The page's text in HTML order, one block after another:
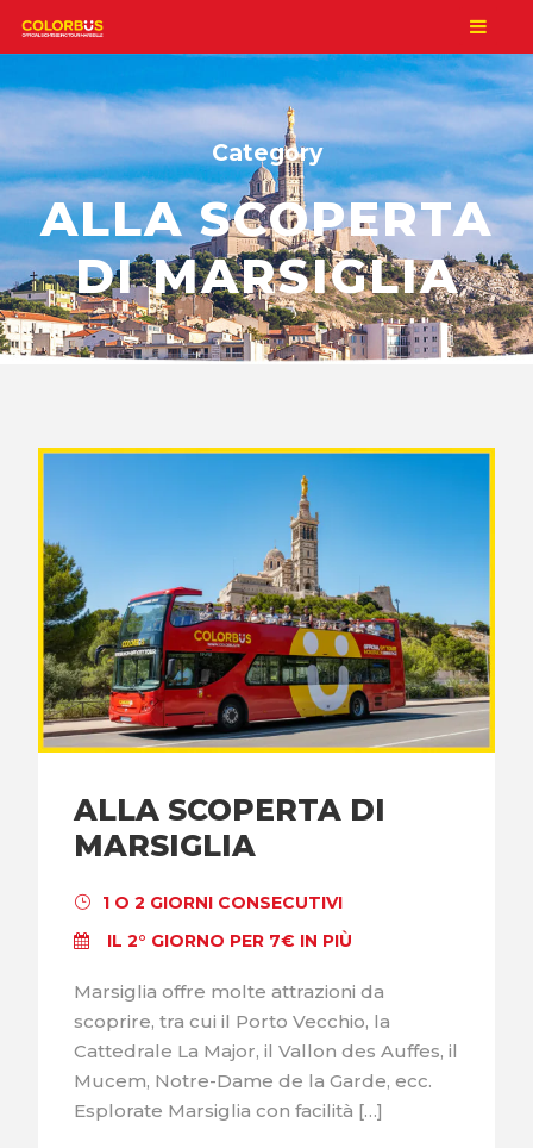
Category
ALLA SCOPERTA
DI MARSIGLIA
ALLA SCOPERTA DI
MARSIGLIA
1 O 2 GIORNI CONSECUTIVI
IL 2° GIORNO PER 7€ IN PIÙ
Marsiglia offre molte attrazioni da
scoprire, tra cui il Porto Vecchio, la
Cattedrale La Major, il Vallon des Auffes, il
Mucem, Notre-Dame de la Garde, ecc.
Esplorate Marsiglia con facilità […]